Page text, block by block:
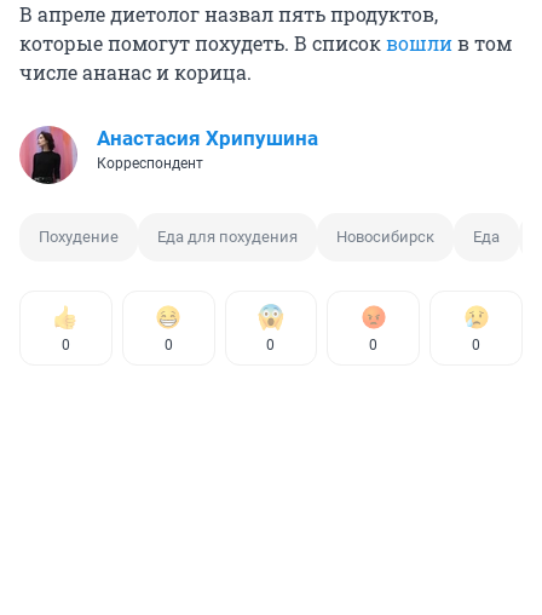
В апреле диетолог назвал пять продуктов,
которые помогут похудеть. В списоквошлив том
числе ананас и корица.
Анастасия Хрипушина
Корреспондент
Похудение Еда для похудения Новосибирск Еда
0 0 0 0 0